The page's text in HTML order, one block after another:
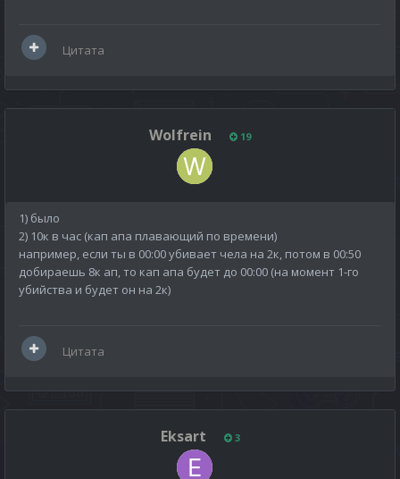
Цитата
Wolfrein 19
1) было
2) 10к в час (кап апа плавающий по времени)
например, если ты в 00:00 убивает чела на 2к, потом в 00:50
добираешь 8к ап, то кап апа будет до 00:00 (на момент 1-го
убийства и будет он на 2к)
Цитата
Eksart 3